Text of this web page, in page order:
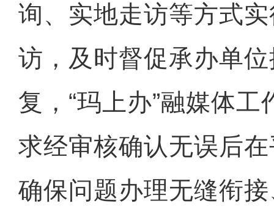
询、实地走访等方式
访，及时督促承办单
复，“玛上办”融媒体
求经审核确认无误后
确保问题办理无缝衔